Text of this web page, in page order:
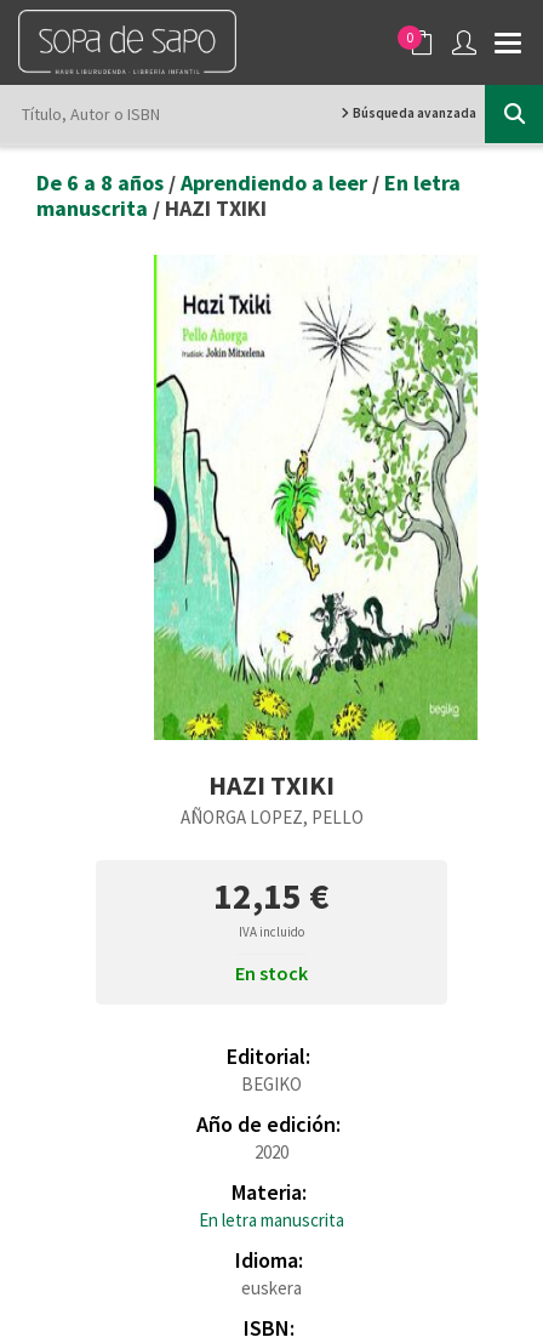
0
Búsqueda avanzada
De 6 a 8 años /Aprendiendo a leer / En letra
manuscrita / HAZI TXIKI
HAZI TXIKI
AÑORGA LOPEZ, PELLO
12,15 €
IVA incluido
En stock
Editorial:
BEGIKO
Año de edición:
2020
Materia:
En letra manuscrita
Idioma:
euskera
ISBN: